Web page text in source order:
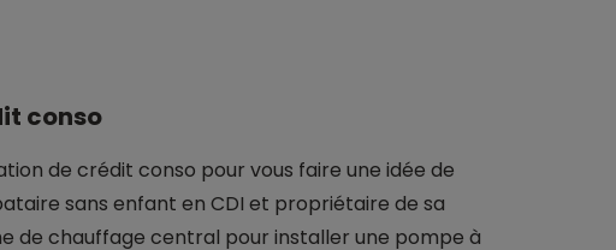
conso
de crédit conso pour vous faire une idée de
sans enfant en CDI et propriétaire de sa
de chauffage central pour installer une pompe à